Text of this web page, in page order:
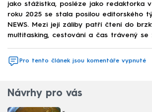
jako stážistka, posléze jako redaktorka
roku 2025 se stala posilou editorského
NEWS. Mezi její záliby patří čtení do
multitasking, cestování a čas trávený
Pro tento článek jsou komentáře vypnuté
Návrhy pro vás